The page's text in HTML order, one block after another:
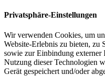
Privatsphäre-Einstellungen
Wir verwenden Cookies, um
Website-Erlebnis zu bieten, zu
sowie zur Einbindung externer
Nutzung dieser Technologien
Gerät gespeichert und/oder